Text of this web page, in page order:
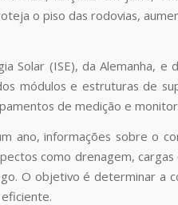
o piso das rodovias,
Solar (ISE), da Alemanha, e
módulos e estruturas de
de medição e
ano, informações sobre o
como drenagem,
O objetivo é determinar a